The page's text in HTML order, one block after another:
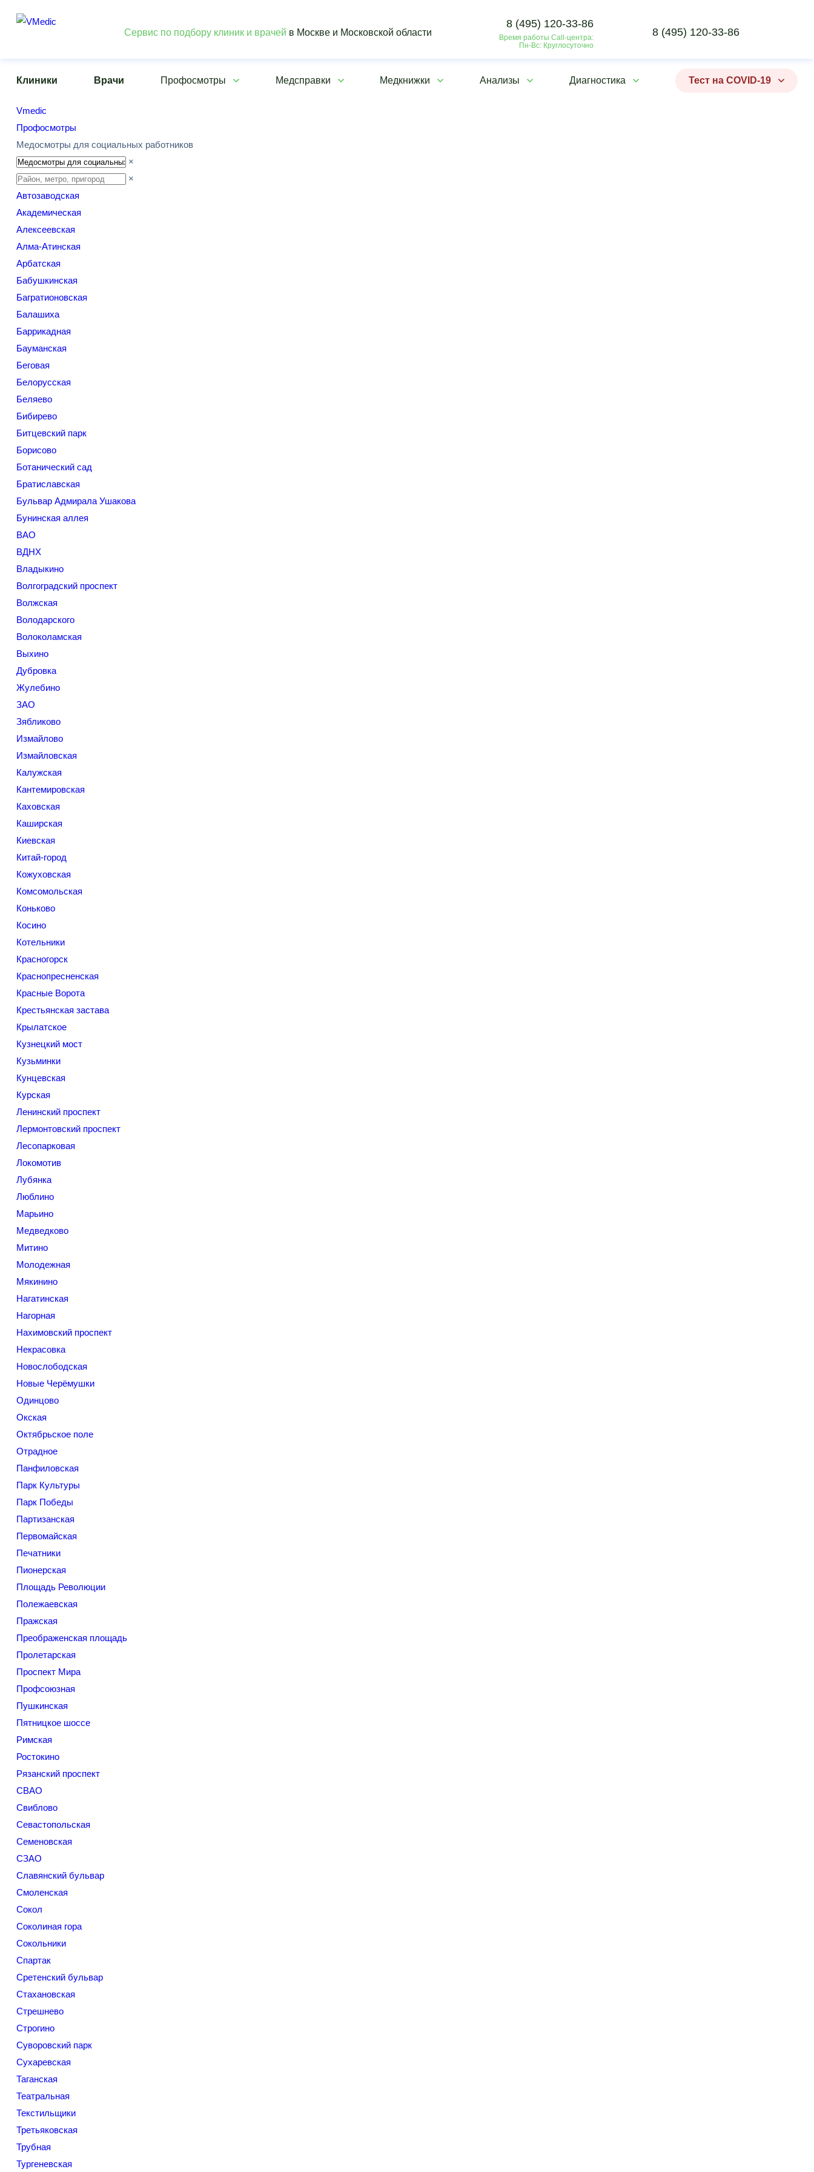
Сервис по подбору клиник и врачей в Москве и Московской области
8 (495) 120-33-86
Время работы Call-центра:
Пн-Вс: Круглосуточно
8 (495) 120-33-86
Клиники Врачи Профосмотры Медсправки Медкнижки Анализы Диагностика Тест на COVID-19
Vmedic
Профосмотры
Медосмотры для социальных работников
×
×
Автозаводская
Академическая
Алексеевская
Алма-Атинская
Арбатская
Бабушкинская
Багратионовская
Балашиха
Баррикадная
Бауманская
Беговая
Белорусская
Беляево
Бибирево
Битцевский парк
Борисово
Ботанический сад
Братиславская
Бульвар Адмирала Ушакова
Бунинская аллея
ВАО
ВДНХ
Владыкино
Волгоградский проспект
Волжская
Володарского
Волоколамская
Выхино
Дубровка
Жулебино
ЗАО
Зябликово
Измайлово
Измайловская
Калужская
Кантемировская
Каховская
Каширская
Киевская
Китай-город
Кожуховская
Комсомольская
Коньково
Косино
Котельники
Красногорск
Краснопресненская
Красные Ворота
Крестьянская застава
Крылатское
Кузнецкий мост
Кузьминки
Кунцевская
Курская
Ленинский проспект
Лермонтовский проспект
Лесопарковая
Локомотив
Лубянка
Люблино
Марьино
Медведково
Митино
Молодежная
Мякинино
Нагатинская
Нагорная
Нахимовский проспект
Некрасовка
Новослободская
Новые Черёмушки
Одинцово
Окская
Октябрьское поле
Отрадное
Панфиловская
Парк Культуры
Парк Победы
Партизанская
Первомайская
Печатники
Пионерская
Площадь Революции
Полежаевская
Пражская
Преображенская площадь
Пролетарская
Проспект Мира
Профсоюзная
Пушкинская
Пятницкое шоссе
Римская
Ростокино
Рязанский проспект
СВАО
Свиблово
Севастопольская
Семеновская
СЗАО
Славянский бульвар
Смоленская
Сокол
Соколиная гора
Сокольники
Спартак
Сретенский бульвар
Стахановская
Стрешнево
Строгино
Суворовский парк
Сухаревская
Таганская
Театральная
Текстильщики
Третьяковская
Трубная
Тургеневская